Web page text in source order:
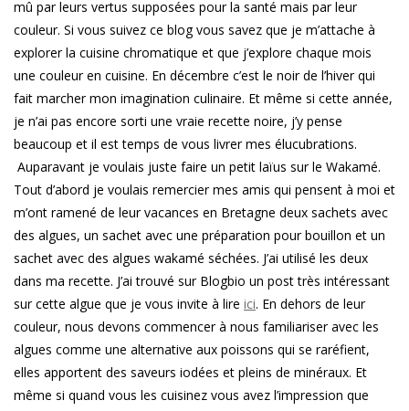
mû par leurs vertus supposées pour la santé mais par leur
couleur. Si vous suivez ce blog vous savez que je m’attache à
explorer la cuisine chromatique et que j’explore chaque mois
une couleur en cuisine. En décembre c’est le noir de l’hiver qui
fait marcher mon imagination culinaire. Et même si cette année,
je n’ai pas encore sorti une vraie recette noire, j’y pense
beaucoup et il est temps de vous livrer mes élucubrations.
Auparavant je voulais juste faire un petit laïus sur le Wakamé.
Tout d’abord je voulais remercier mes amis qui pensent à moi et
m’ont ramené de leur vacances en Bretagne deux sachets avec
des algues, un sachet avec une préparation pour bouillon et un
sachet avec des algues wakamé séchées. J’ai utilisé les deux
dans ma recette. J’ai trouvé sur Blogbio un post très intéressant
sur cette algue que je vous invite à lire ici. En dehors de leur
couleur, nous devons commencer à nous familiariser avec les
algues comme une alternative aux poissons qui se raréfient,
elles apportent des saveurs iodées et pleins de minéraux. Et
même si quand vous les cuisinez vous avez l’impression que